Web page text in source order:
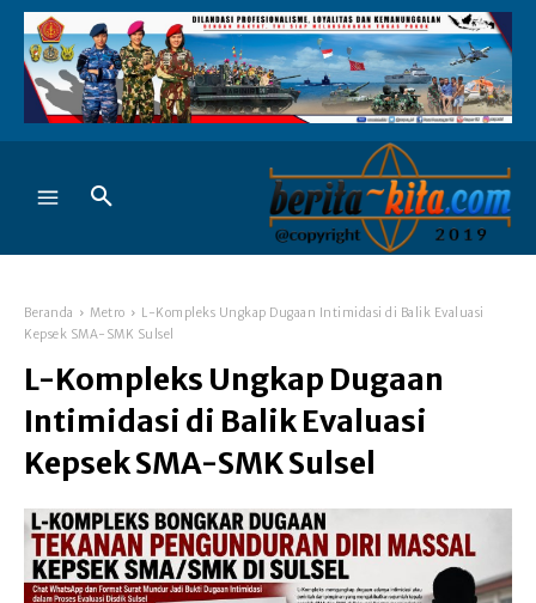
Beranda Metro
L-Kompleks Ungkap Dugaan Intimidasi di Balik Evaluasi
Kepsek SMA-SMK Sulsel
L-Kompleks Ungkap Dugaan
Intimidasi di Balik Evaluasi
Kepsek SMA-SMK Sulsel